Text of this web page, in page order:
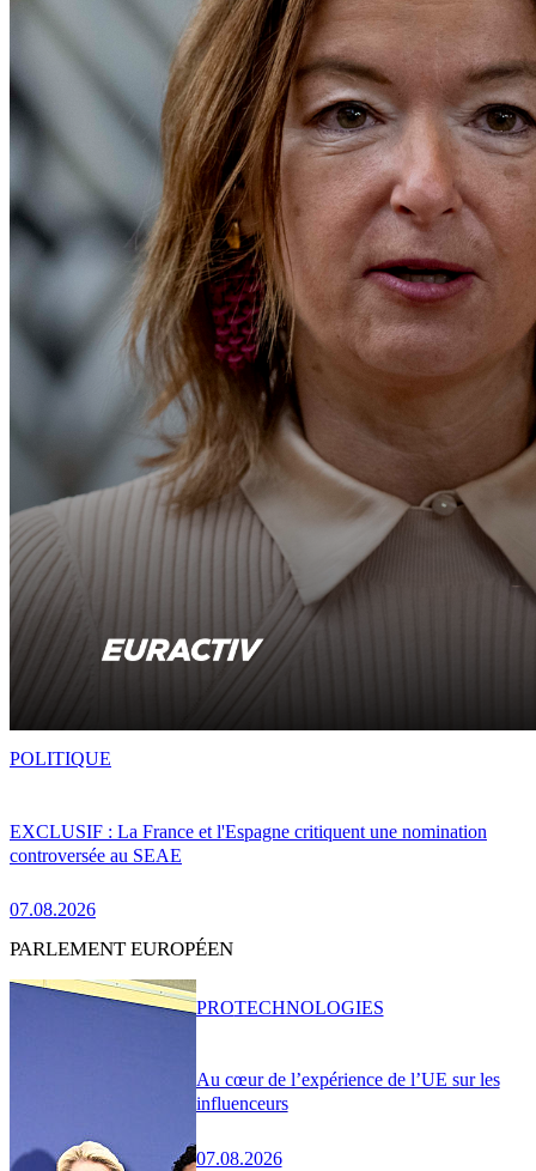
EXCLUSIF : La France et l'Espagne critiquent une nomination
controversée au SEAE
07.08.2026
POLITIQUE
PARLEMENT EUROPÉEN
Au cœur de l’expérience de l’UE sur les
influenceurs
07.08.2026
PROTECHNOLOGIES